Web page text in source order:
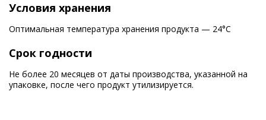
Условия хранения
Оптимальная температура хранения продукта — 24°С
Срок годности
Не более 20 месяцев от даты производства, указанной на
упаковке, после чего продукт утилизируется.